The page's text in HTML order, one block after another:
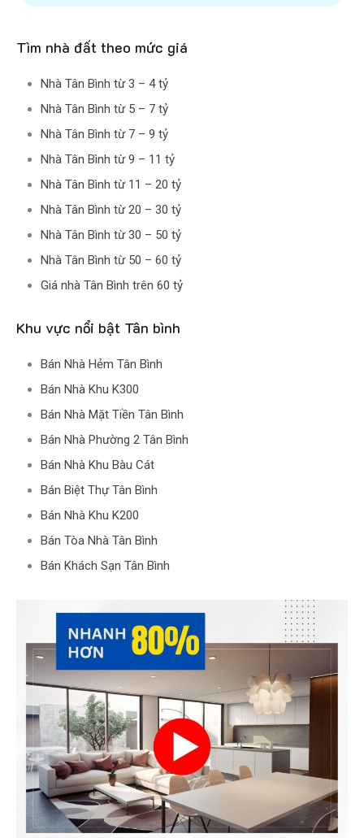
Tìm nhà đất theo mức giá
Nhà Tân Bình từ 3 – 4 tỷ
Nhà Tân Bình từ 5 – 7 tỷ
Nhà Tân Bình từ 7 – 9 tỷ
Nhà Tân Bình từ 9 – 11 tỷ
Nhà Tân Bình từ 11 – 20 tỷ
Nhà Tân Bình từ 20 – 30 tỷ
Nhà Tân Bình từ 30 – 50 tỷ
Nhà Tân Bình từ 50 – 60 tỷ
Giá nhà Tân Bình trên 60 tỷ
Khu vực nổi bật Tân bình
Bán Nhà Hẻm Tân Bình
Bán Nhà Khu K300
Bán Nhà Mặt Tiền Tân Bình
Bán Nhà Phường 2 Tân Bình
Bán Nhà Khu Bàu Cát
Bán Biệt Thự Tân Bình
Bán Nhà Khu K200
Bán Tòa Nhà Tân Bình
Bán Khách Sạn Tân Bình